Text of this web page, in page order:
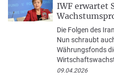
IWF erwartet
Die Folgen des
Nun schraubt
Währungsfonds
09.04.2026